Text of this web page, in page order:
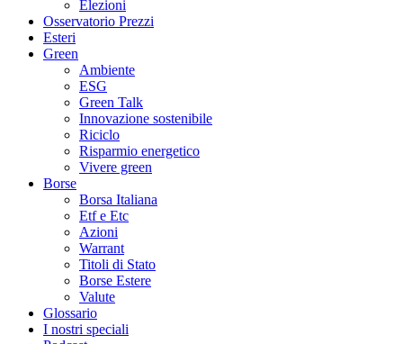
Elezioni
Osservatorio Prezzi
Esteri
Green
Ambiente
ESG
Green Talk
Innovazione sostenibile
Riciclo
Risparmio energetico
Vivere green
Borse
Borsa Italiana
Etf e Etc
Azioni
Warrant
Titoli di Stato
Borse Estere
Valute
Glossario
I nostri speciali